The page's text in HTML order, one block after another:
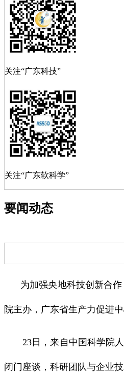
关注“广东科技”
关注“广东软科学”
要闻动态
为加强央地科技创新合
院主办，广东省生产力促进
23日，来自中国科学院人
闭门座谈，科研团队与企业